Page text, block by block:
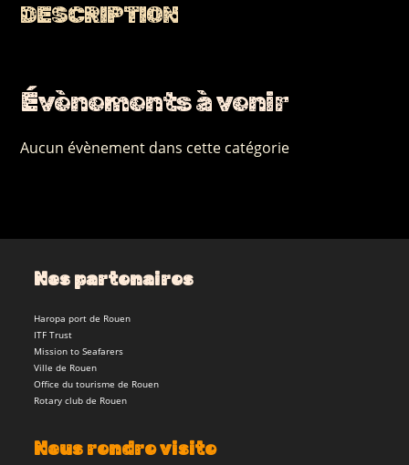
DESCRIPTION
Évènements à venir
Aucun évènement dans cette catégorie
Nos partenaires
Haropa port de Rouen
ITF Trust
Mission to Seafarers
Ville de Rouen
Office du tourisme de Rouen
Rotary club de Rouen
Nous rendre visite